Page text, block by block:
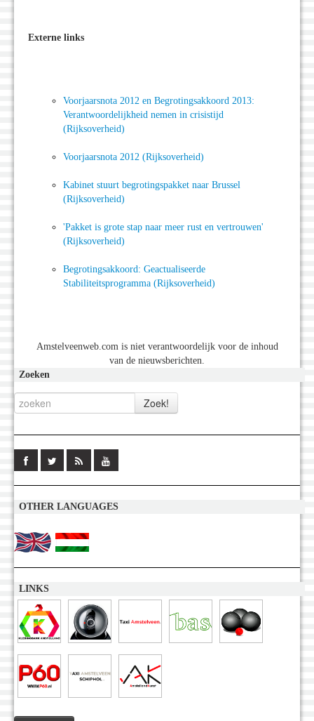
Externe links
Voorjaarsnota 2012 en Begrotingsakkoord 2013:
Verantwoordelijkheid nemen in crisistijd
(Rijksoverheid)
Voorjaarsnota 2012 (Rijksoverheid)
Kabinet stuurt begrotingspakket naar Brussel
(Rijksoverheid)
'Pakket is grote stap naar meer rust en vertrouwen'
(Rijksoverheid)
Begrotingsakkoord: Geactualiseerde
Stabiliteitsprogramma (Rijksoverheid)
Amstelveenweb.com is niet verantwoordelijk voor de inhoud
van de nieuwsberichten.
Zoeken
OTHER LANGUAGES
LINKS